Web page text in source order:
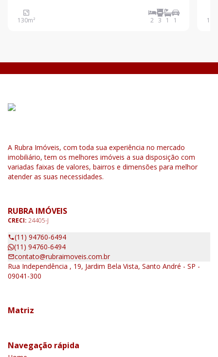
suíte 1 banheiro Sala Cozinha Acesso interno para
cobertura Parcialmente coberta Lavabo Área
130m² 2 3 1 1 134
A Rubra Imóveis, com toda sua experiência no mercado
imobiliário, tem os melhores imóveis a sua disposição com
variadas faixas de valores, bairros e dimensões para melhor
atender as suas necessidades.
RUBRA IMÓVEIS
CRECI: 24405-J
(11) 94760-6494
(11) 94760-6494
contato@rubraimoveis.com.br
Rua Independência , 19, Jardim Bela Vista, Santo André - SP -
09041-300
Matriz
Navegação rápida